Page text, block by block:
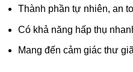
Thành phần tự nhiên, an
Có khả năng hấp thụ
Mang đến cảm giác thư